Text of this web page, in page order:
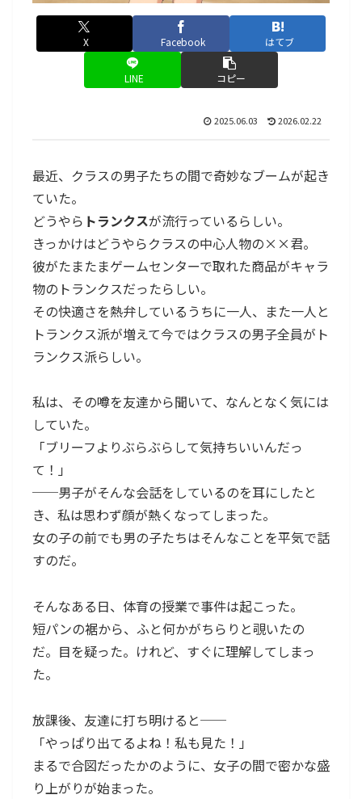
X Facebook はてブ
LINE コピー
2025.06.03 2026.02.22
最近、クラスの男子たちの間で奇妙なブームが起き
ていた。
どうやら トランクスが流行っているらしい。
きっかけはどうやらクラスの中心人物の××君。
彼がたまたまゲームセンターで取れた商品がキャラ
物のトランクスだったらしい。
その快適さを熱弁しているうちに一人、また一人と
トランクス派が増えて今ではクラスの男子全員がト
ランクス派らしい。
私は、その噂を友達から聞いて、なんとなく気には
していた。
「ブリーフよりぶらぶらして気持ちいいんだっ
て！」
──男子がそんな会話をしているのを耳にしたと
き、私は思わず顔が熱くなってしまった。
女の子の前でも男の子たちはそんなことを平気で話
すのだ。
そんなある日、体育の授業で事件は起こった。
短パンの裾から、ふと何かがちらりと覗いたの
だ。目を疑った。けれど、すぐに理解してしまっ
た。
放課後、友達に打ち明けると──
「やっぱり出てるよね！私も見た！」
まるで合図だったかのように、女子の間で密かな盛
り上がりが始まった。